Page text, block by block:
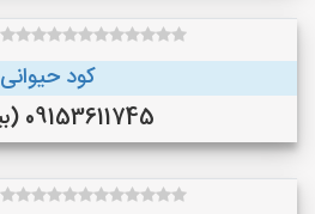
کود حیوانی
09153611745 (بیرجند )